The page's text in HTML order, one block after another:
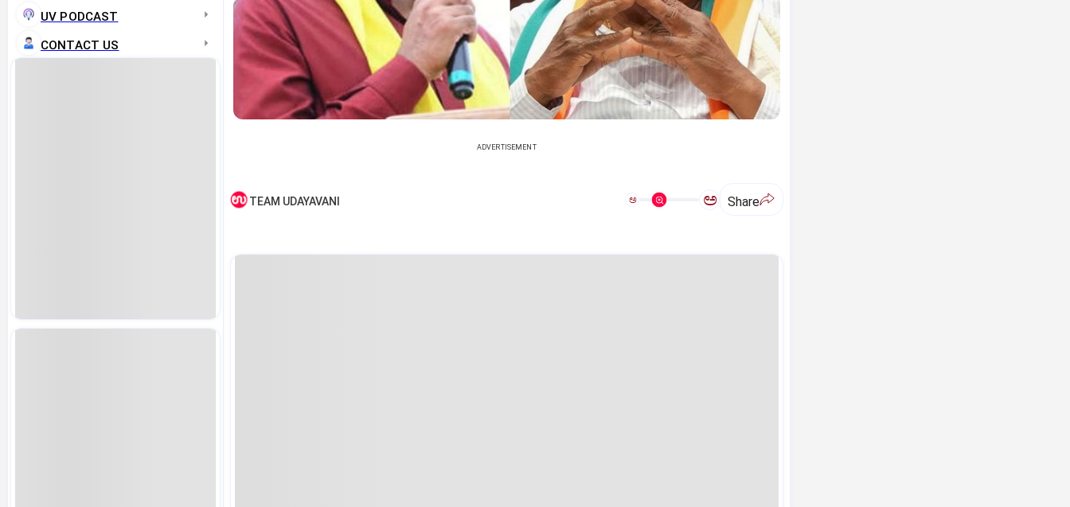
UV PODCAST
CONTACT US
ADVERTISEMENT
TEAM UDAYAVANI ಅ ಅ Share